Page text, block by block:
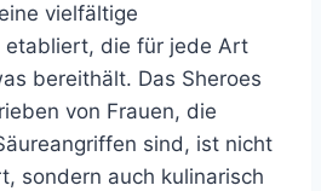
vielfältige
etabliert, die für jede Art
bereithält. Das Sheroes
von Frauen, die
sind, ist nicht
sondern auch kulinarisch